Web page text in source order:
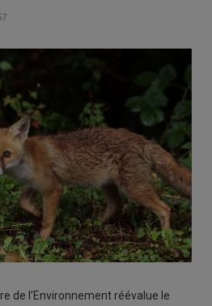
de l’Environnement réévalue le